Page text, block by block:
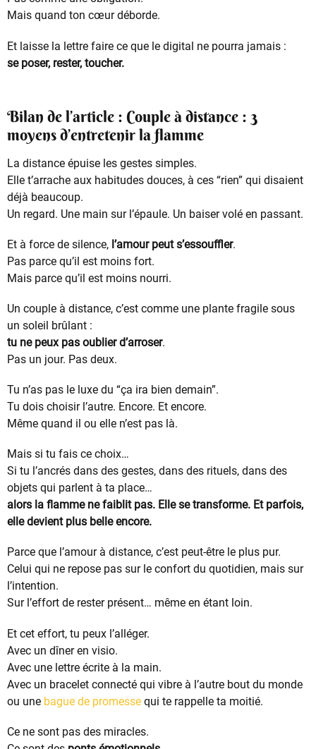
Mais quand ton cœur déborde.
Et laisse la lettre faire ce que le digital ne pourra jamais :
se poser, rester, toucher.
Bilan de l’article : Couple à distance : 3
moyens d’entretenir la flamme
La distance épuise les gestes simples.
Elle t’arrache aux habitudes douces, à ces “rien” qui disaient
déjà beaucoup.
Un regard. Une main sur l’épaule. Un baiser volé en passant.
Et à force de silence, l’amour peut s’essouffler.
Pas parce qu’il est moins fort.
Mais parce qu’il est moins nourri.
Un couple à distance, c’est comme une plante fragile sous
un soleil brûlant :
tu ne peux pas oublier d’arroser.
Pas un jour. Pas deux.
Tu n’as pas le luxe du “ça ira bien demain”.
Tu dois choisir l’autre. Encore. Et encore.
Même quand il ou elle n’est pas là.
Mais si tu fais ce choix…
Si tu l’ancrés dans des gestes, dans des rituels, dans des
objets qui parlent à ta place…
alors la flamme ne faiblit pas. Elle se transforme. Et parfois,
elle devient plus belle encore.
Parce que l’amour à distance, c’est peut-être le plus pur.
Celui qui ne repose pas sur le confort du quotidien, mais sur
l’intention.
Sur l’effort de rester présent… même en étant loin.
Et cet effort, tu peux l’alléger.
Avec un dîner en visio.
Avec une lettre écrite à la main.
Avec un bracelet connecté qui vibre à l’autre bout du monde
ou une bague de promesse qui te rappelle ta moitié.
Ce ne sont pas des miracles.